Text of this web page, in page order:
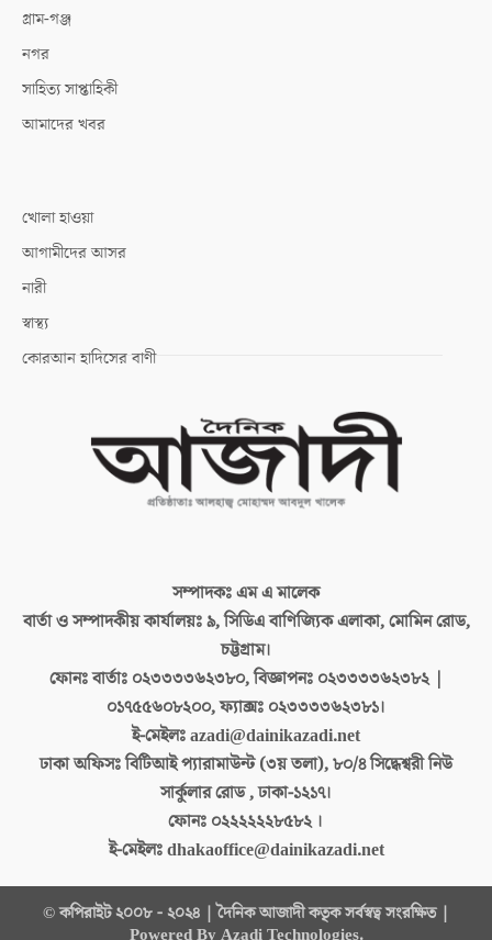
গ্রাম-গঞ্জ
নগর
সাহিত্য সাপ্তাহিকী
আমাদের খবর
খোলা হাওয়া
আগামীদের আসর
নারী
স্বাস্থ্য
কোরআন হাদিসের বাণী
সম্পাদকঃএম এ মালেক
বার্তা ও সম্পাদকীয় কার্যালয়ঃ৯, সিডিএ বাণিজ্যিক এলাকা, মোমিন রোড,
চট্টগ্রাম।
ফোনঃ বার্তাঃ ০২৩৩৩৩৬২৩৮০, বিজ্ঞাপনঃ ০২৩৩৩৩৬২৩৮২ |
০১৭৫৫৬০৮২০০, ফ্যাক্সঃ ০২৩৩৩৩৬২৩৮১।
ই-মেইলঃazadi@dainikazadi.net
ঢাকা অফিসঃবিটিআই প্যারামাউন্ট (৩য় তলা), ৮০/৪ সিদ্ধেশ্বরী নিউ
সার্কুলার রোড , ঢাকা-১২১৭।
ফোনঃ ০২২২২২২৮৫৮২ ।
ই-মেইলঃdhakaoffice@dainikazadi.net
© কপিরাইট ২০০৮ - ২০২৪ | দৈনিক আজাদী কতৃক সর্বস্বত্ব সংরক্ষিত |